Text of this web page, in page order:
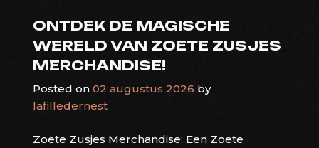
ONTDEK DE MAGISCHE
WERELD VAN ZOETE ZUSJES
MERCHANDISE!
Posted on 02 augustus 2026 by
lafilledernest
Zoete Zusjes Merchandise: Een Zoete